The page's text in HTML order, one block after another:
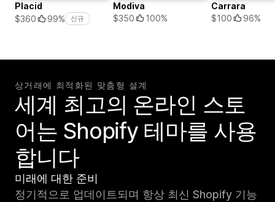
Placid
$360
99% 신규
Modiva
$350
100%
Carrara
$100
96%
상거래에 최적화된 맞춤형 설계
세계 최고의 온라인 스토
어는 Shopify 테마를 사용
합니다
미래에 대한 준비
정기적으로 업데이트되며 항상 최신 Shopify 기능